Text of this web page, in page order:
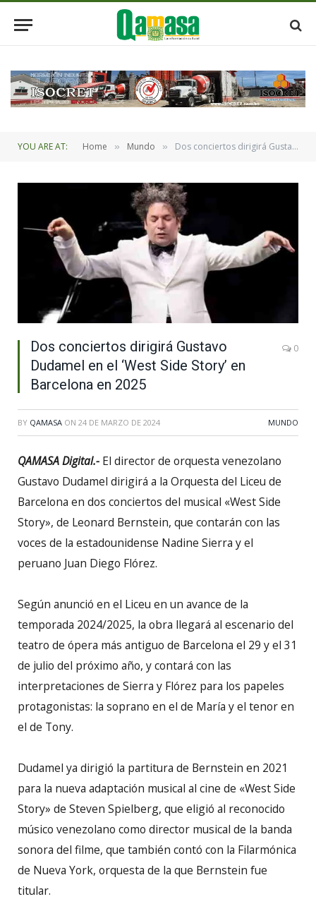
YOU ARE AT: Home » Mundo » Dos conciertos dirigirá Gustavo Dudamel en el ‘West Side Story’ en Barcelona en 2025
Dos conciertos dirigirá Gustavo
Dudamel en el ‘West Side Story’ en
Barcelona en 2025
0
BY QAMASA ON 24 DE MARZO DE 2024 MUNDO
QAMASA Digital.- El director de orquesta venezolano
Gustavo Dudamel dirigirá a la Orquesta del Liceu de
Barcelona en dos conciertos del musical «West Side
Story», de Leonard Bernstein, que contarán con las
voces de la estadounidense Nadine Sierra y el
peruano Juan Diego Flórez.
Según anunció en el Liceu en un avance de la
temporada 2024/2025, la obra llegará al escenario del
teatro de ópera más antiguo de Barcelona el 29 y el 31
de julio del próximo año, y contará con las
interpretaciones de Sierra y Flórez para los papeles
protagonistas: la soprano en el de María y el tenor en
el de Tony.
Dudamel ya dirigió la partitura de Bernstein en 2021
para la nueva adaptación musical al cine de «West Side
Story» de Steven Spielberg, que eligió al reconocido
músico venezolano como director musical de la banda
sonora del filme, que también contó con la Filarmónica
de Nueva York, orquesta de la que Bernstein fue
titular.